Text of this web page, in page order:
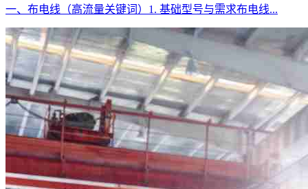
一、布电线（高流量关键词）1. 基础型号与需求布电线...